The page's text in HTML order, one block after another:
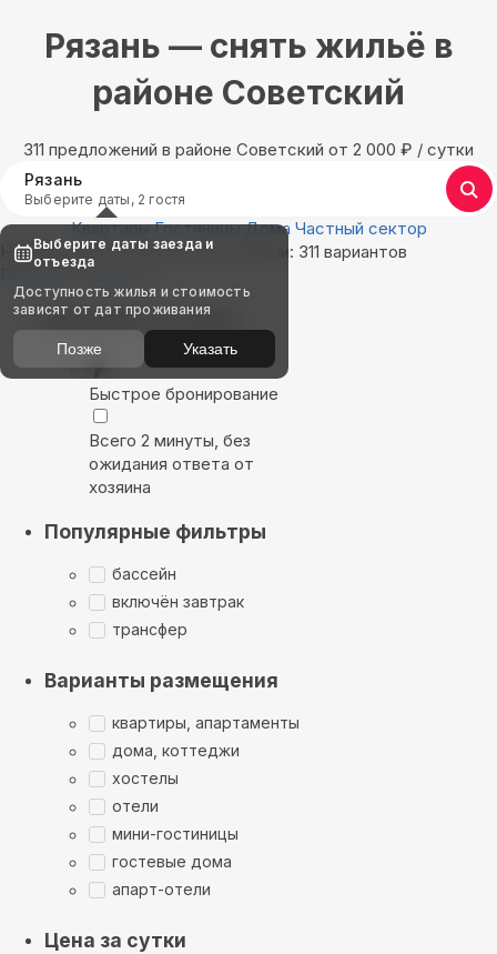
Рязань — снять жильё в
районе Советский
311 предложений в районе Советский oт 2 000 ₽ / сутки
Рязань
Выберите даты, 2 гостя
Квартиры Гостиницы Дома Частный сектор
Найдём, где остановиться в Рязани: 311 вариантов
Показать на карте
Выбирайте лучшее
Быстрое бронирование
Всего 2 минуты, без
ожидания ответа от
хозяина
Популярные фильтры
бассейн
включён завтрак
трансфер
Варианты размещения
квартиры, апартаменты
дома, коттеджи
хостелы
отели
мини-гостиницы
гостевые дома
апарт-отели
Цена за сутки
Выберите даты заезда и
отъезда
Доступность жилья и стоимость
зависят от дат проживания
Позже Указать